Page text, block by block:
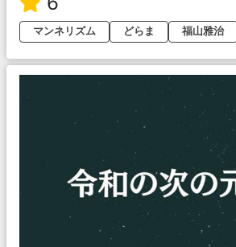
マンネリズム
どらま 福山雅治